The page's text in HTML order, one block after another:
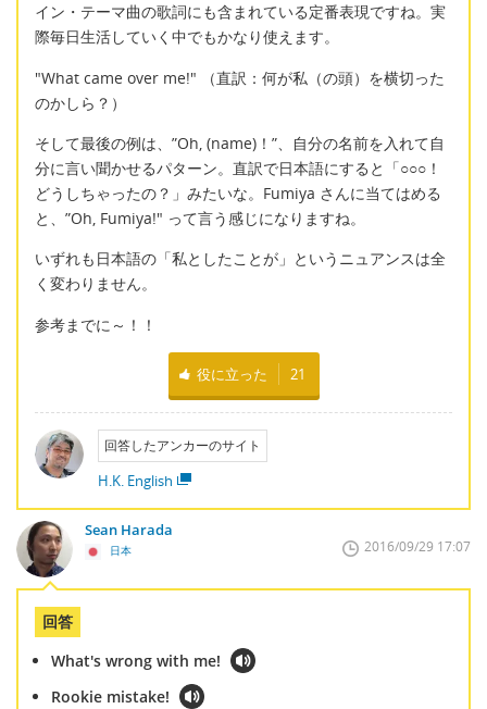
イン・テーマ曲の歌詞にも含まれている定番表現ですね。実
際毎日生活していく中でもかなり使えます。
"What came over me!" （直訳：何が私（の頭）を横切った
のかしら？）
そして最後の例は、”Oh, (name)！”、自分の名前を入れて自
分に言い聞かせるパターン。直訳で日本語にすると「○○○！
どうしちゃったの？」みたいな。Fumiya さんに当てはめる
と、”Oh, Fumiya!" って言う感じになりますね。
いずれも日本語の「私としたことが」というニュアンスは全
く変わりません。
参考までに～！！
役に立った 21
回答したアンカーのサイト
H.K. English
Sean Harada
日本 2016/09/29 17:07
回答
What's wrong with me!
Rookie mistake!